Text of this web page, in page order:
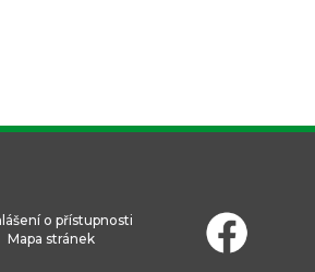
o přístupnosti
Mapa stránek